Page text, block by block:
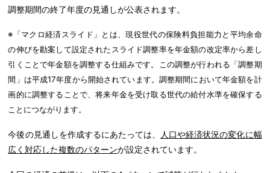
調整期間の終了年度の見通しが公表されます。
※「マクロ経済スライド」とは、現役世代の保険料負担能力と平均余命
の伸びを勘案して設定されたスライド調整率を年金額の改定率から差し
引くことで年金額を調整する仕組みです。この調整が行われる「調整期
間」は平成17年度から開始されています。調整期間において年金額を計
画的に調整することで、将来年金を受け取る世代の給付水準を確保する
ことにつながります。
今後の見通しを作成するにあたっては、
人口や経済状況の変化に幅
広く対応した複数のパターンが設定されています。